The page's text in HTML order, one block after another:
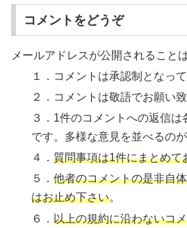
コメントをどうぞ
メールアドレスが公開されること
１．コメントは承認制となって
２．コメントは敬語でお願い致
３．1件のコメントへの返信
です。多様な意見を並べるのが
４．質問事項は1件にまとめて
５．他者のコメントの是非自
はお止め下さい。
６．以上の規約に沿わないコ